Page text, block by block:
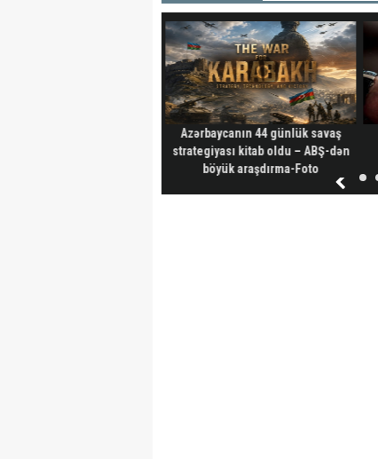
Azərbaycanın 44 günlük savaş
strategiyası kitab oldu – ABŞ-dən
böyük araşdırma-Foto